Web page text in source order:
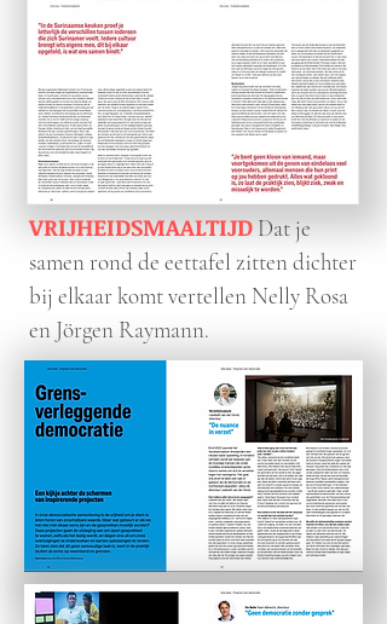
VRIJHEIDSMAALTIJDDat je
samen rond de eettafel zitten dichter
bij elkaar komt vertellen Nelly Rosa
en Jörgen Raymann.